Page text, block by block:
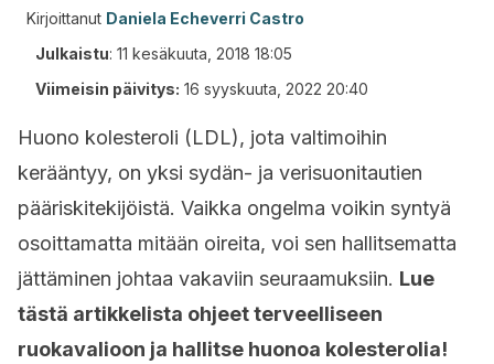
Kirjoittanut Daniela Echeverri Castro
Julkaistu: 11 kesäkuuta, 2018 18:05
Viimeisin päivitys: 16 syyskuuta, 2022 20:40
Huono kolesteroli (LDL), jota valtimoihin
kerääntyy, on yksi sydän- ja verisuonitautien
pääriskitekijöistä. Vaikka ongelma voikin syntyä
osoittamatta mitään oireita, voi sen hallitsematta
jättäminen johtaa vakaviin seuraamuksiin. Lue
tästä artikkelista ohjeet terveelliseen
ruokavalioon ja hallitse huonoa kolesterolia!